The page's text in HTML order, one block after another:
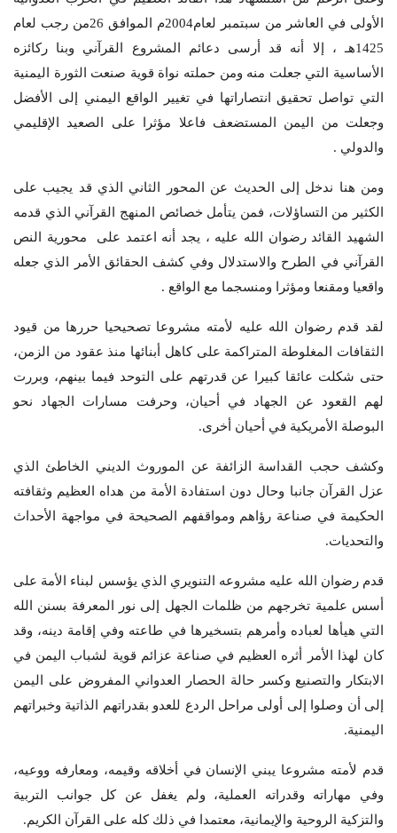
الأولى في العاشر من سبتمبر لعام2004م الموافق 26من رجب لعام
1425هـ ، إلا أنه قد أرسى دعائم المشروع القرآني وبنا ركائزه
الأساسية التي جعلت منه ومن حملته نواة قوية صنعت الثورة اليمنية
التي تواصل تحقيق انتصاراتها في تغيير الواقع اليمني إلى الأفضل
وجعلت من اليمن المستضعف فاعلا مؤثرا على الصعيد الإقليمي
والدولي .
ومن هنا ندخل إلى الحديث عن المحور الثاني الذي قد يجيب على
الكثير من التساؤلات، فمن يتأمل خصائص المنهج القرآني الذي قدمه
الشهيد القائد رضوان الله عليه ، يجد أنه اعتمد على محورية النص
القرآني في الطرح والاستدلال وفي كشف الحقائق الأمر الذي جعله
واقعيا ومقنعا ومؤثرا ومنسجما مع الواقع .
لقد قدم رضوان الله عليه لأمته مشروعا تصحيحيا حررها من قيود
الثقافات المغلوطة المتراكمة على كاهل أبنائها منذ عقود من الزمن،
حتى شكلت عائقا كبيرا عن قدرتهم على التوحد فيما بينهم، وبررت
لهم القعود عن الجهاد في أحيان، وحرفت مسارات الجهاد نحو
البوصلة الأمريكية في أحيان أخرى.
وكشف حجب القداسة الزائفة عن الموروث الديني الخاطئ الذي
عزل القرآن جانبا وحال دون استفادة الأمة من هداه العظيم وثقافته
الحكيمة في صناعة رؤاهم ومواقفهم الصحيحة في مواجهة الأحداث
والتحديات.
قدم رضوان الله عليه مشروعه التنويري الذي يؤسس لبناء الأمة على
أسس علمية تخرجهم من ظلمات الجهل إلى نور المعرفة بسنن الله
التي هيأها لعباده وأمرهم بتسخيرها في طاعته وفي إقامة دينه، وقد
كان لهذا الأمر أثره العظيم في صناعة عزائم قوية لشباب اليمن في
الابتكار والتصنيع وكسر حالة الحصار العدواني المفروض على اليمن
إلى أن وصلوا إلى أولى مراحل الردع للعدو بقدراتهم الذاتية وخبراتهم
اليمنية.
قدم لأمته مشروعا يبني الإنسان في أخلاقه وقيمه، ومعارفه ووعيه،
وفي مهاراته وقدراته العملية، ولم يغفل عن كل جوانب التربية
والتزكية الروحية والإيمانية، معتمدا في ذلك كله على القرآن الكريم.